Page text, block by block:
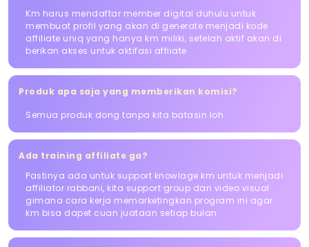
Km harus mendaftar member digital duhulu untuk
membuat profil yang akan di generate menjadi kode
affiliate uniq yang hanya km miliki, setelah aktif akan di
berikan akses untuk aktifasi affiiate
Produk apa saja yang memberikan komisi?
Semua produk dong tanpa kita batasin loh
Ada training affiliate ga?
Pastinya ada untuk support knowlage km untuk menjadi
affiliator rabbani, kita support group dan video visual
gimana cara kerja memarketingkan program ini agar
km bisa dapet cuan juataan setiap bulan